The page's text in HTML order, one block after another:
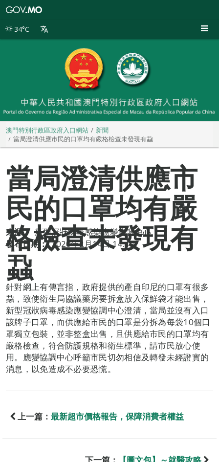
別
34°C
澳門特別行政區政府入口網站
新聞
當局澄清供應市民的口罩均有嚴格檢查未發現有蝨
當局澄清供應市
民的口罩均有嚴
格檢查未發現有
蝨
來源： 新型冠狀病毒感染應變協調中心
發布日期： 2020年2月14日 14:40
針對網上有傳言指，政府提供的產自印尼的口罩有很多
蝨，致使衛生局協議藥房要拆盒放入保鮮袋才能出售，
新型冠狀病毒感染應變協調中心澄清，當局並沒有入口
該牌子口罩，而供應給市民的口罩是分拆為每袋10個口
罩獨立包裝，並非整盒出售，且供應給市民的口罩均有
嚴格檢查，符合防護規格和衛生標準，請市民放心使
用。應變協調中心呼籲市民切勿相信及轉發未經證實的
消息，以免造成不必要恐慌。
上一篇： 最新超市價格報告，保障消費者權益